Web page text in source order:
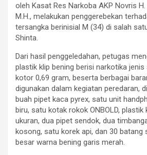
oleh Kasat Res Narkoba AKP Novris H.
M.H., melakukan penggerebekan
tersangka berinisial M (34) di salah
Shinta.
Dari hasil penggeledahan, petugas
plastik klip bening berisi narkotika
kotor 0,69 gram, beserta berbagai
digunakan dalam kegiatan peredaran,
buah pipet kaca pyrex, satu unit
biru, satu kotak rokok ONBOLD,
ukuran, dua pipet sendok, dua
kosong, satu korek api, dan 30 batang
besar warna bening garis merah.